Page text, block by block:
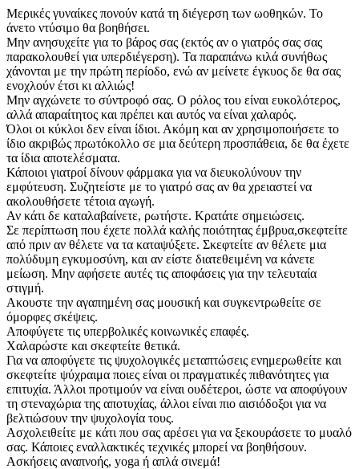
Μερικές γυναίκες πονούν κατά τη διέγερση των ωοθηκών. Το
άνετο ντύσιμο θα βοηθήσει.
Μην ανησυχείτε για το βάρος σας (εκτός αν ο γιατρός σας σας
παρακολουθεί για υπερδιέγερση). Τα παραπάνω κιλά συνήθως
χάνονται με την πρώτη περίοδο, ενώ αν μείνετε έγκυος δε θα σας
ενοχλούν έτσι κι αλλιώς!
Μην αγχώνετε το σύντροφό σας. Ο ρόλος του είναι ευκολότερος,
αλλά απαραίτητος και πρέπει και αυτός να είναι χαλαρός.
Όλοι οι κύκλοι δεν είναι ίδιοι. Ακόμη και αν χρησιμοποιήσετε το
ίδιο ακριβώς πρωτόκολλο σε μια δεύτερη προσπάθεια, δε θα έχετε
τα ίδια αποτελέσματα.
Κάποιοι γιατροί δίνουν φάρμακα για να διευκολύνουν την
εμφύτευση. Συζητείστε με το γιατρό σας αν θα χρειαστεί να
ακολουθήσετε τέτοια αγωγή.
Αν κάτι δε καταλαβαίνετε, ρωτήστε. Κρατάτε σημειώσεις.
Σε περίπτωση που έχετε πολλά καλής ποιότητας έμβρυα,σκεφτείτε
από πριν αν θέλετε να τα καταψύξετε. Σκεφτείτε αν θέλετε μια
πολύδυμη εγκυμοσύνη, και αν είστε διατεθειμένη να κάνετε
μείωση. Μην αφήσετε αυτές τις αποφάσεις για την τελευταία
στιγμή.
Ακουστε την αγαπημένη σας μουσική και συγκεντρωθείτε σε
όμορφες σκέψεις.
Αποφύγετε τις υπερβολικές κοινωνικές επαφές.
Χαλαρώστε και σκεφτείτε θετικά.
Για να αποφύγετε τις ψυχολογικές μεταπτώσεις ενημερωθείτε και
σκεφτείτε ψύχραιμα ποιες είναι οι πραγματικές πιθανότητες για
επιτυχία. Άλλοι προτιμούν να είναι ουδέτεροι, ώστε να αποφύγουν
τη στεναχώρια της αποτυχίας, άλλοι είναι πιο αισιόδοξοι για να
βελτιώσουν την ψυχολογία τους.
Ασχολειθείτε με κάτι που σας αρέσει για να ξεκουράσετε το μυαλό
σας. Κάποιες εναλλακτικές τεχνικές μπορεί να βοηθήσουν.
Ασκήσεις αναπνοής, yoga ή απλά σινεμά!